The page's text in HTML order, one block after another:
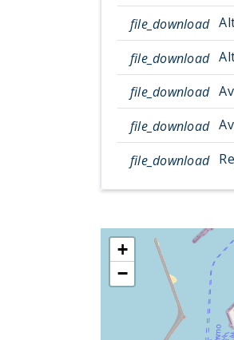
file_download
file_download
file_download
file_download
file_download
+
−